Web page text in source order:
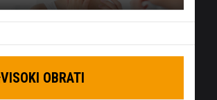
VISOKI OBRATI